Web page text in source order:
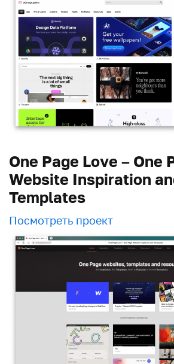
One Page Love – One
Website Inspiration
Templates
Посмотреть проект